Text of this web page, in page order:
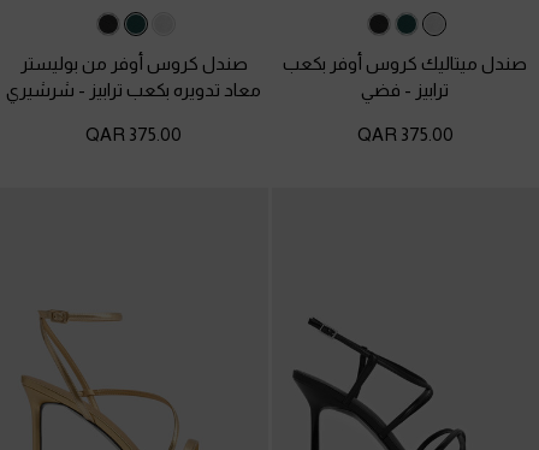
صندل ميتاليك كروس أوفر بكعب
ترابيز - فضي
375.00 QAR
صندل كروس أوفر من بوليستر
معاد تدويره بكعب ترابيز - شرشيري
375.00 QAR